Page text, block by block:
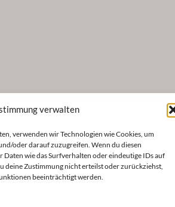
verwalten
verwenden wir Technologien wie Cookies, um
oder darauf zuzugreifen. Wenn du diesen
wie das Surfverhalten oder eindeutige IDs auf
deine Zustimmung nicht erteilst oder zurückziehst,
beeinträchtigt werden.